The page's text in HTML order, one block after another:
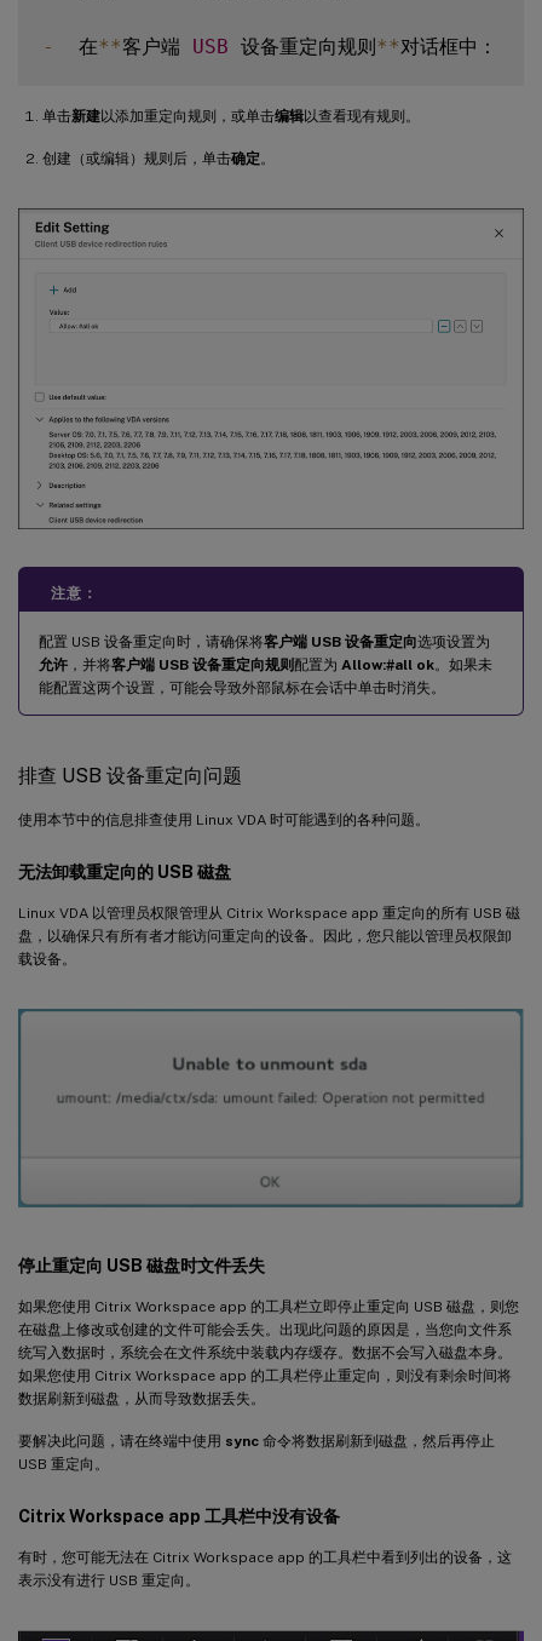
-
  在
**客户端 USB 设备重定向规则 **
单击新建以添加重定向规则，或单击编辑以查看现有规则。
创建（或编辑）规则后，单击确定。
注意：
配置 USB 设备重定向时，请确保将客户端 USB 设备重定向选项设置为
允许 ，并将客户端 USB 设备重定向规则 配置为 Allow:#all ok。如果未
能配置这两个设置，可能会导致外部鼠标在会话中单击时消失。
排查 USB 设备重定向问题
使用本节中的信息排查使用 Linux VDA 时可能遇到的各种问题。
无法卸载重定向的 USB 磁盘
Linux VDA 以管理员权限管理从 Citrix Workspace app 重定向的所有 USB 磁
盘，以确保只有所有者才能访问重定向的设备。因此，您只能以管理员权限卸
载设备。
停止重定向 USB 磁盘时文件丢失
如果您使用 Citrix Workspace app 的工具栏立即停止重定向 USB 磁盘，则您
在磁盘上修改或创建的文件可能会丢失。出现此问题的原因是，当您向文件系
统写入数据时，系统会在文件系统中装载内存缓存。数据不会写入磁盘本身。
如果您使用 Citrix Workspace app 的工具栏停止重定向，则没有剩余时间将
数据刷新到磁盘，从而导致数据丢失。
要解决此问题，请在终端中使用 sync 命令将数据刷新到磁盘，然后再停止
USB 重定向。
Citrix Workspace app 工具栏中没有设备
有时，您可能无法在 Citrix Workspace app 的工具栏中看到列出的设备，这
表示没有进行 USB 重定向。